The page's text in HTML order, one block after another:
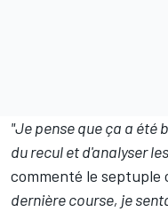
"Je pense que ça a été
du recul et d'analyser
commenté le septuple
dernière course, je